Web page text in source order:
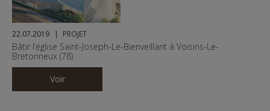
22.07.2019 PROJET
Bâtir l’église Saint-Joseph-Le-Bienveillant à Voisins-Le-
Bretonneux (78)
Voir